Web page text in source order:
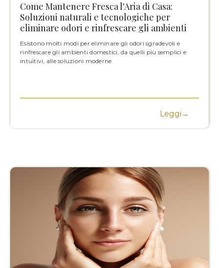
Come Mantenere Fresca l'Aria di Casa:
Soluzioni naturali e tecnologiche per
eliminare odori e rinfrescare gli ambienti
Esistono molti modi per eliminare gli odori sgradevoli e
rinfrescare gli ambienti domestici, da quelli più semplici e
intuitivi, alle soluzioni moderne
Leggi→